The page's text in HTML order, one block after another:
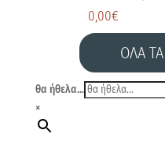
0,00€
ΟΛΑ
θα ήθελα...
×